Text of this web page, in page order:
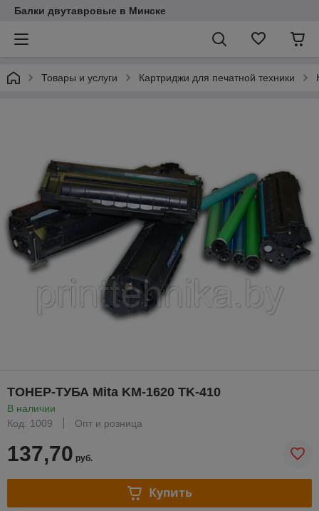
Балки двутавровые в Минске
Товары и услуги Картриджи для печатной техники
ТОНЕР-ТУБА Mita KM-1620 TK-410
В наличии
Код: 1009
Опт и розница
137,70 руб.
Купить